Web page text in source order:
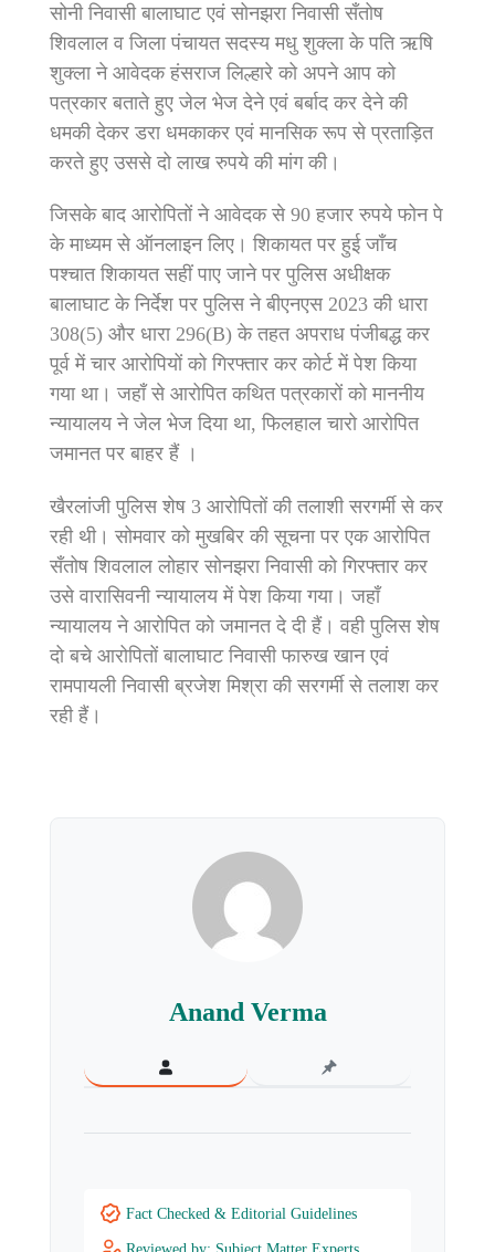
सोनी निवासी बालाघाट एवं सोनझरा निवासी सँतोष
शिवलाल व जिला पंचायत सदस्य मधु शुक्ला के पति ऋषि
शुक्ला ने आवेदक हंसराज लिल्हारे को अपने आप को
पत्रकार बताते हुए जेल भेज देने एवं बर्बाद कर देने की
धमकी देकर डरा धमकाकर एवं मानसिक रूप से प्रताड़ित
करते हुए उससे दो लाख रुपये की मांग की।
जिसके बाद आरोपितों ने आवेदक से 90 हजार रुपये फोन पे
के माध्यम से ऑनलाइन लिए। शिकायत पर हुई जाँच
पश्चात शिकायत सहीं पाए जाने पर पुलिस अधीक्षक
बालाघाट के निर्देश पर पुलिस ने बीएनएस 2023 की धारा
308(5) और धारा 296(B) के तहत अपराध पंजीबद्ध कर
पूर्व में चार आरोपियों को गिरफ्तार कर कोर्ट में पेश किया
गया था। जहाँ से आरोपित कथित पत्रकारों को माननीय
न्यायालय ने जेल भेज दिया था, फिलहाल चारो आरोपित
जमानत पर बाहर हैं ।
खैरलांजी पुलिस शेष 3 आरोपितों की तलाशी सरगर्मी से कर
रही थी। सोमवार को मुखबिर की सूचना पर एक आरोपित
सँतोष शिवलाल लोहार सोनझरा निवासी को गिरफ्तार कर
उसे वारासिवनी न्यायालय में पेश किया गया। जहाँ
न्यायालय ने आरोपित को जमानत दे दी हैं। वही पुलिस शेष
दो बचे आरोपितों बालाघाट निवासी फारुख खान एवं
रामपायली निवासी ब्रजेश मिश्रा की सरगर्मी से तलाश कर
रही हैं।
Anand Verma
Fact Checked & Editorial Guidelines